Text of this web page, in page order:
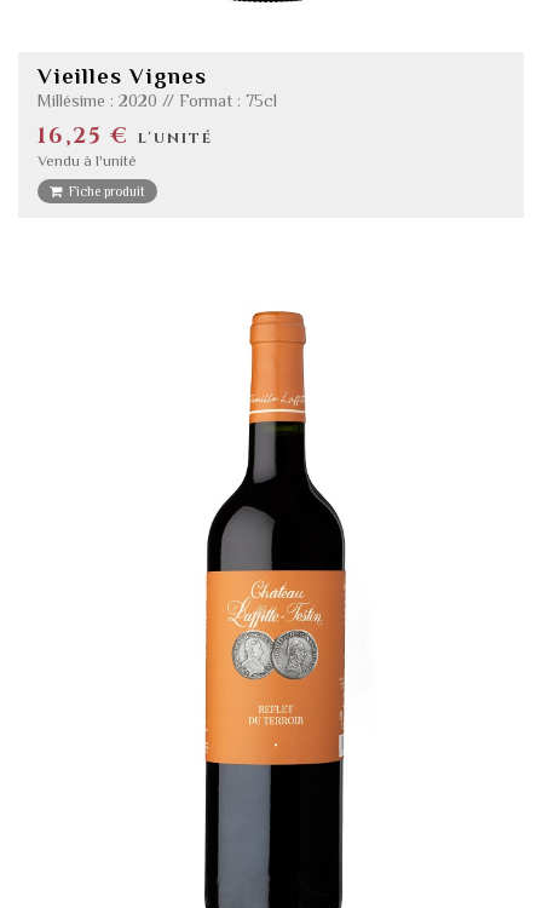
Vieilles Vignes
Millésime : 2020 // Format : 75cl
16,25 € l'unité
Vendu à l'unité
Fiche produit